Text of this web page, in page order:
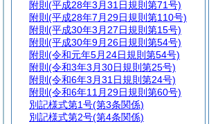
附則 (平成28年3月31日規則第71号)
附則 (平成28年7月29日規則第110号)
附則 (平成30年3月27日規則第15号)
附則 (平成30年9月26日規則第54号)
附則 (令和元年5月24日規則第54号)
附則 (令和3年3月30日規則第25号)
附則 (令和6年3月31日規則第24号)
附則 (令和6年11月29日規則第60号)
別記様式第1号(第3条関係)
別記様式第2号(第4条関係)